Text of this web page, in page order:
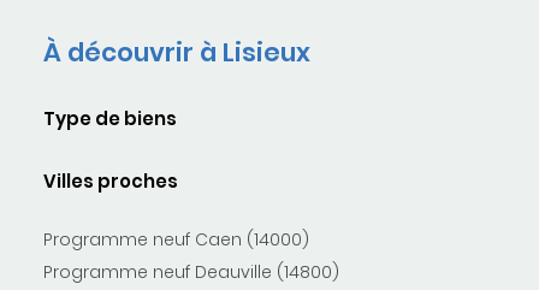
À découvrir à Lisieux
Type de biens
Villes proches
Programme neuf Caen (14000)
Programme neuf Deauville (14800)